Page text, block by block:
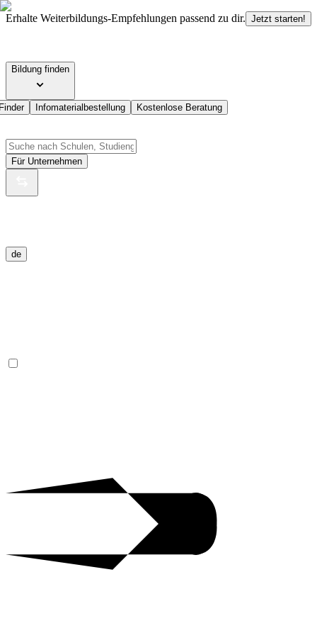
Erhalte Weiterbildungs-Empfehlungen passend zu dir. Jetzt starten!
Bildung finden
Infomaterialbestellung Kostenlose Beratung
Für Unternehmen
de